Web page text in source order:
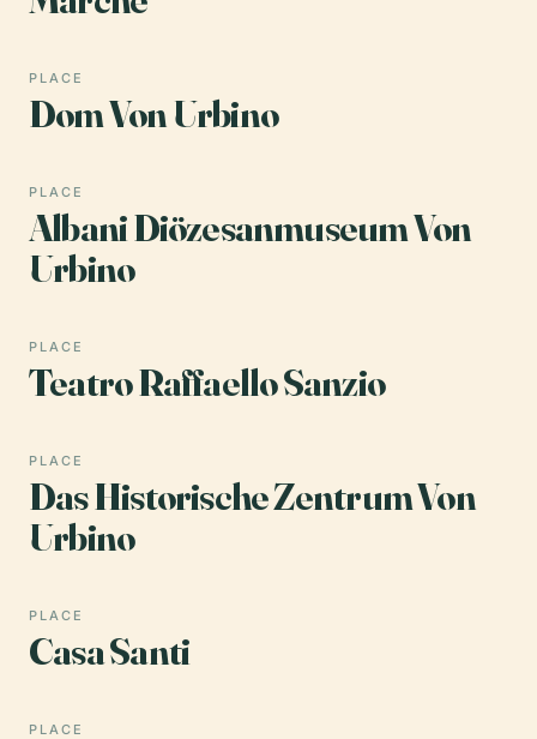
PLACE
Dom Von Urbino
PLACE
Albani Diözesanmuseum Von
Urbino
PLACE
Teatro Raffaello Sanzio
PLACE
Das Historische Zentrum Von
Urbino
PLACE
Casa Santi
PLACE